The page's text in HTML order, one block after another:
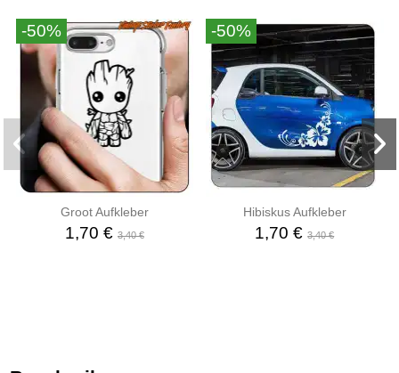
-50%
Groot Aufkleber
1,70 € 3,40 €
-50%
Hibiskus Aufkleber
1,70 €3,40 €